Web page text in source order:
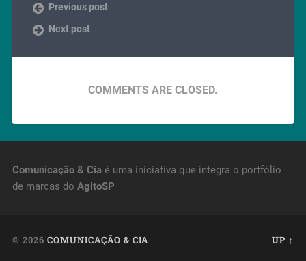
Previous post
Next post
COMMENTS ARE CLOSED.
Comunicação & Ciaé uma iniciativa que integra o portfólio
de marcas do AgitoSP
© 2026 COMUNICAÇÃO & CIA UP ↑